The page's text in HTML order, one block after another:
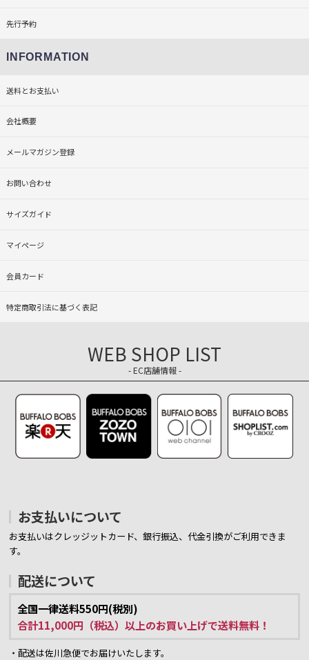
先行予約
INFORMATION
送料とお支払い
会社概要
メールマガジン登録
お問い合わせ
サイズガイド
マイページ
会員カード
特定商取引法に基づく表記
WEB SHOP LIST
- EC店舗情報 -
お支払いについて
お支払いはクレッジットカード、銀行振込、代金引換がご利用できま
す。
配送について
全国一律送料550円(税別)
合計11,000円（税込）以上のお買い上げで送料無料！
・配送は佐川急便でお届けいたします。